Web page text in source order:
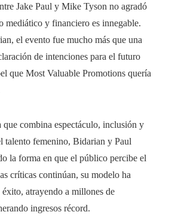
Jake Paul y Mike Tyson no agradó
mediático y financiero es innegable.
el evento fue mucho más que una
de intenciones para el futuro
que Most Valuable Promotions quería
que combina espectáculo, inclusión y
talento femenino, Bidarian y Paul
la forma en que el público percibe el
críticas continúan, su modelo ha
éxito, atrayendo a millones de
ingresos récord.